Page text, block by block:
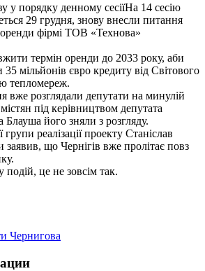
На 14 сесію
29 грудня, знову внесли питання
фірмі ТОВ «Технова»
термін оренди до 2033 року, аби
мільйонів євро кредиту від Світового
тепломереж.
вже розглядали депутати на минулій
містян під керівництвом депутата
його зняли з розгляду.
реалізації проекту Станіслав
що Чернігів вже пролітає повз
подій, це не зовсім так.
Чернигова